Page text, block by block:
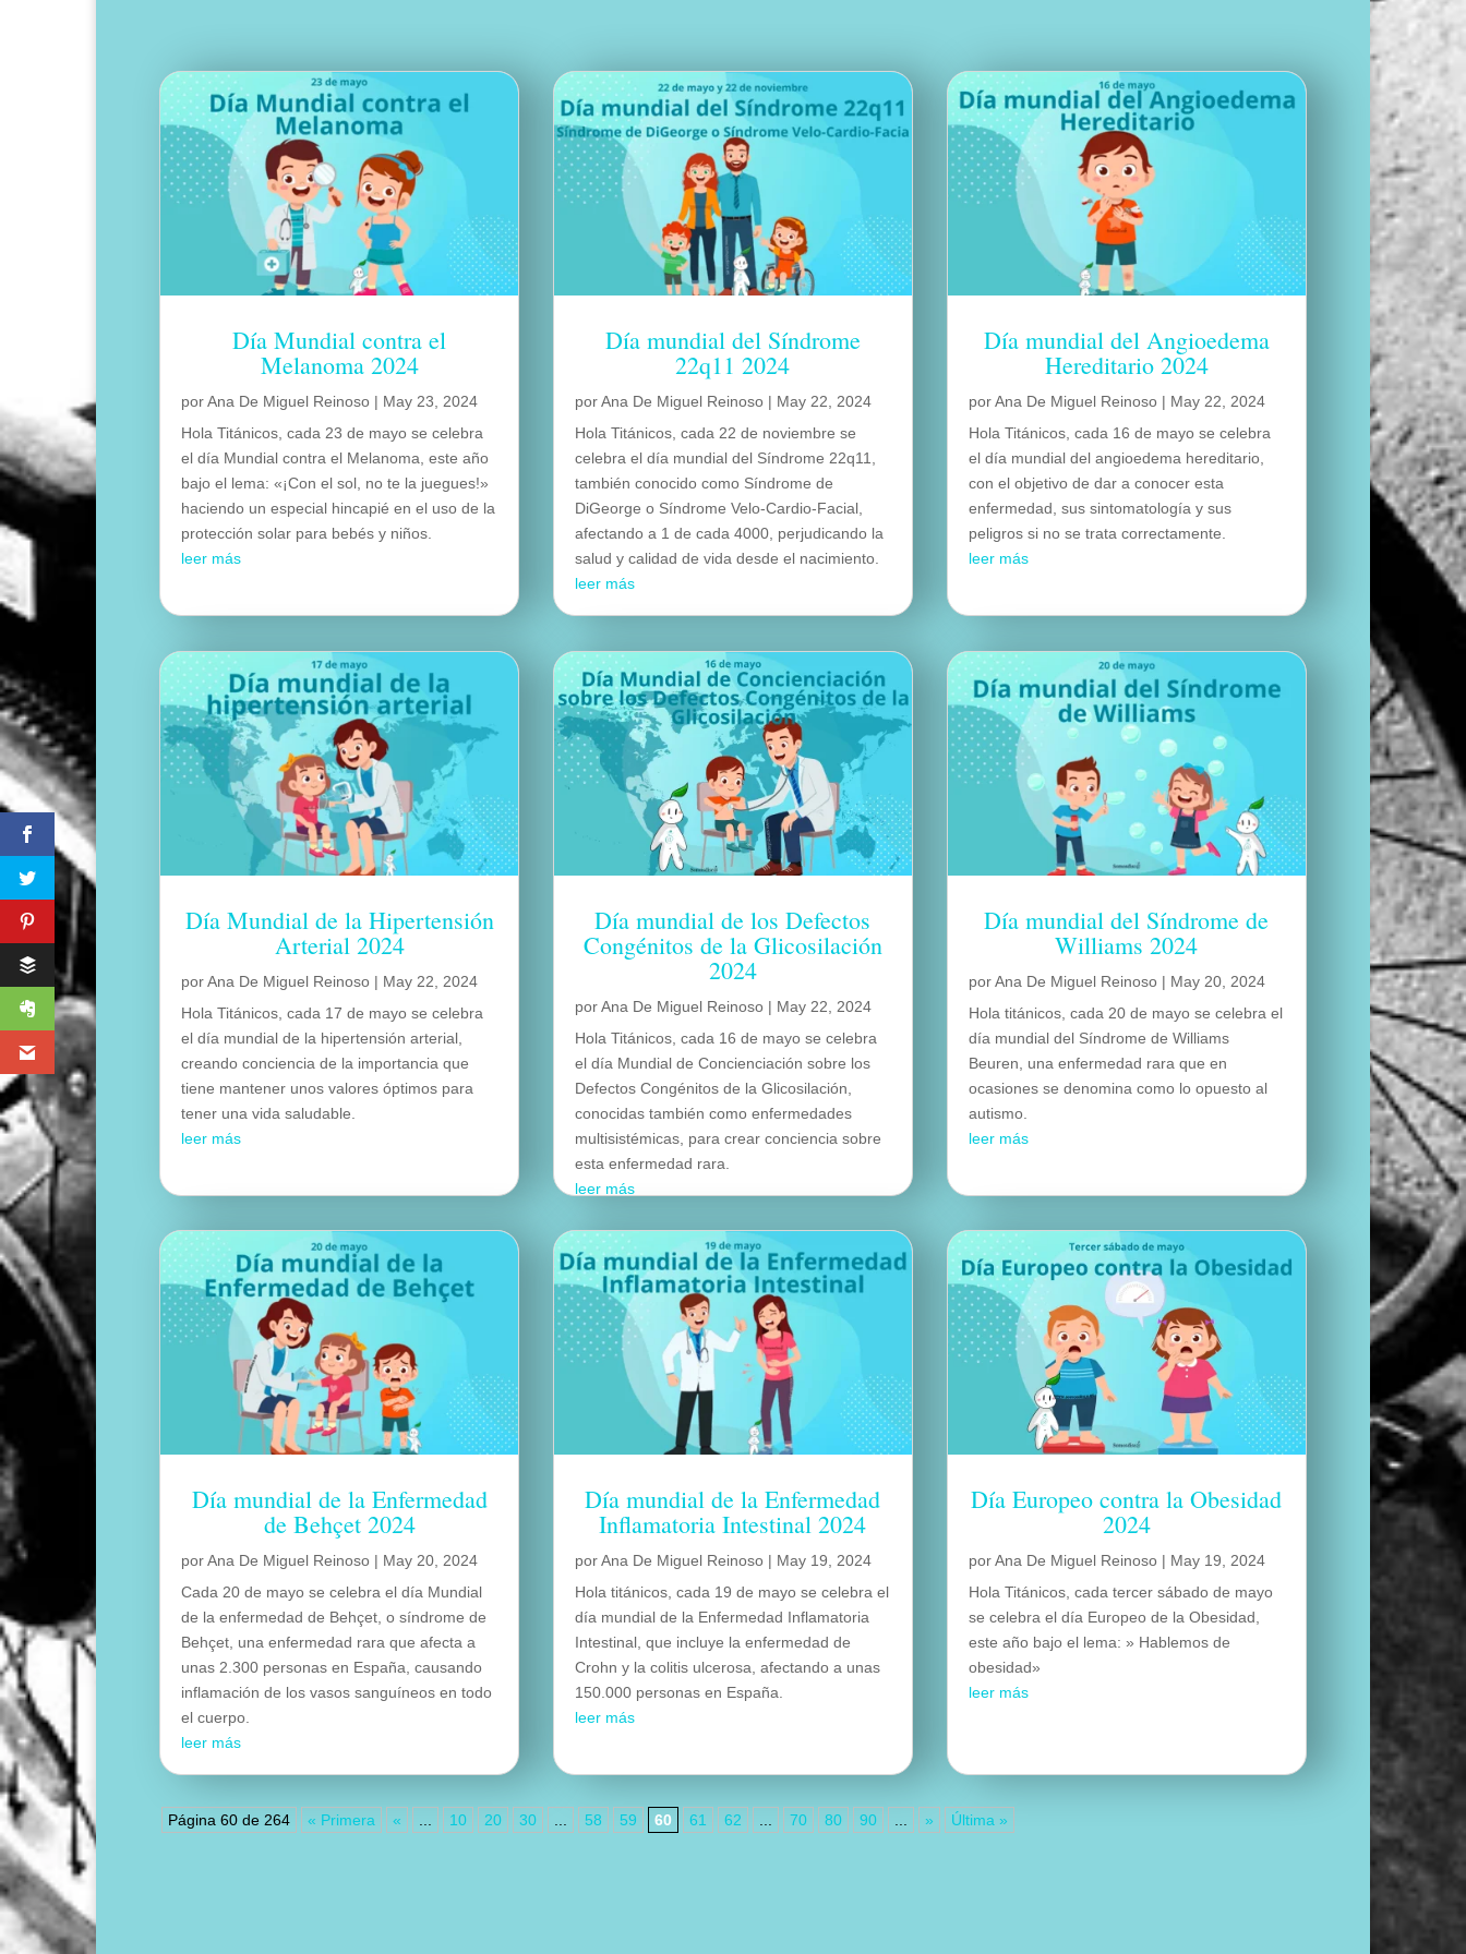
Día Mundial contra el
Melanoma 2024
porAna De Miguel Reinoso | May 23, 2024
Hola Titánicos, cada 23 de mayo se celebra
el día Mundial contra el Melanoma, este año
bajo el lema: «¡Con el sol, no te la juegues!»
haciendo un especial hincapié en el uso de la
protección solar para bebés y niños.
leer más
Día Mundial de la Hipertensión
Arterial 2024
porAna De Miguel Reinoso | May 22, 2024
Hola Titánicos, cada 17 de mayo se celebra
el día mundial de la hipertensión arterial,
creando conciencia de la importancia que
tiene mantener unos valores óptimos para
tener una vida saludable.
leer más
Día mundial de la Enfermedad
de Behçet 2024
porAna De Miguel Reinoso | May 20, 2024
Cada 20 de mayo se celebra el día Mundial
de la enfermedad de Behçet, o síndrome de
Behçet, una enfermedad rara que afecta a
unas 2.300 personas en España, causando
inflamación de los vasos sanguíneos en todo
el cuerpo.
leer más
Día mundial del Síndrome
22q11 2024
porAna De Miguel Reinoso | May 22, 2024
Hola Titánicos, cada 22 de noviembre se
celebra el día mundial del Síndrome 22q11,
también conocido como Síndrome de
DiGeorge o Síndrome Velo-Cardio-Facial,
afectando a 1 de cada 4000, perjudicando la
salud y calidad de vida desde el nacimiento.
leer más
Día mundial de los Defectos
Congénitos de la Glicosilación
2024
porAna De Miguel Reinoso | May 22, 2024
Hola Titánicos, cada 16 de mayo se celebra
el día Mundial de Concienciación sobre los
Defectos Congénitos de la Glicosilación,
conocidas también como enfermedades
multisistémicas, para crear conciencia sobre
esta enfermedad rara.
leer más
Día mundial de la Enfermedad
Inflamatoria Intestinal 2024
porAna De Miguel Reinoso | May 19, 2024
Hola titánicos, cada 19 de mayo se celebra el
día mundial de la Enfermedad Inflamatoria
Intestinal, que incluye la enfermedad de
Crohn y la colitis ulcerosa, afectando a unas
150.000 personas en España.
leer más
Día mundial del Angioedema
Hereditario 2024
porAna De Miguel Reinoso | May 22, 2024
Hola Titánicos, cada 16 de mayo se celebra
el día mundial del angioedema hereditario,
con el objetivo de dar a conocer esta
enfermedad, sus sintomatología y sus
peligros si no se trata correctamente.
leer más
Día mundial del Síndrome de
Williams 2024
porAna De Miguel Reinoso | May 20, 2024
Hola titánicos, cada 20 de mayo se celebra el
día mundial del Síndrome de Williams
Beuren, una enfermedad rara que en
ocasiones se denomina como lo opuesto al
autismo.
leer más
Día Europeo contra la Obesidad
2024
porAna De Miguel Reinoso | May 19, 2024
Hola Titánicos, cada tercer sábado de mayo
se celebra el día Europeo de la Obesidad,
este año bajo el lema: » Hablemos de
obesidad»
leer más
Página 60 de 264 « Primera « ... 10 20 30 ... 58 59 60 61 62 ... 70 80 90 ... » Última »